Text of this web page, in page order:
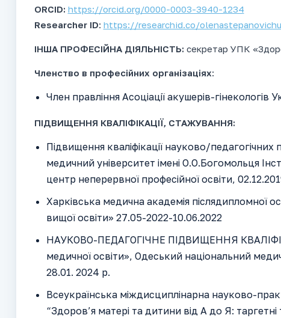
ORCID: https://orcid.org/0000-0003-3940-1234
Researcher ID: https://researchid.co/
ІНША ПРОФЕСІЙНА ДІЯЛЬНІСТЬ: секретар УПК
Членство в професійних організаціях:
Член правління Асоціації акушерів-гінекологів
ПІДВИЩЕННЯ КВАЛІФІКАЦІЇ, СТАЖУВАННЯ:
Підвищення кваліфікації науково/
медичний університет імені О.О.Богомольця
центр неперервної професійної освіти,
Харківська медична академія післядипломної
вищої освіти» 27.05-2022-10.06.2022
НАУКОВО-ПЕДАГОГІЧНЕ ПІДВИЩЕННЯ
медичної освіти», Одеський національний
28.01. 2024 р.
Всеукраїнська міждисциплінарна науково-
“Здоров’я матері та дитини від А до Я: